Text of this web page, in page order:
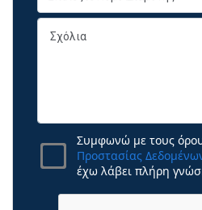
Συμφωνώ με τους
Προστασίας
έχω λάβει πλήρη